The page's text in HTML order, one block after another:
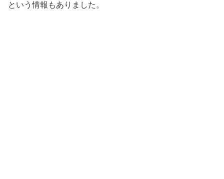
という情報もありました。